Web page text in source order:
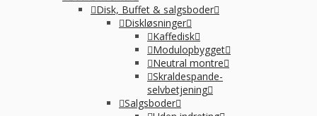
Disk, Buffet & salgsboder
Diskløsninger
Kaffedisk
Modulopbygget
Neutral montre
Skraldespande-
selvbetjening
Salgsboder